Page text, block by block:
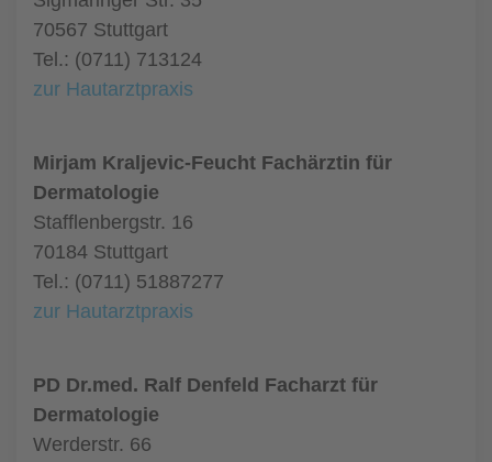
70567 Stuttgart
Tel.: (0711) 713124
zur Hautarztpraxis
Mirjam Kraljevic-Feucht Fachärztin für
Dermatologie
Stafflenbergstr. 16
70184 Stuttgart
Tel.: (0711) 51887277
zur Hautarztpraxis
PD Dr.med. Ralf Denfeld Facharzt für
Dermatologie
Werderstr. 66